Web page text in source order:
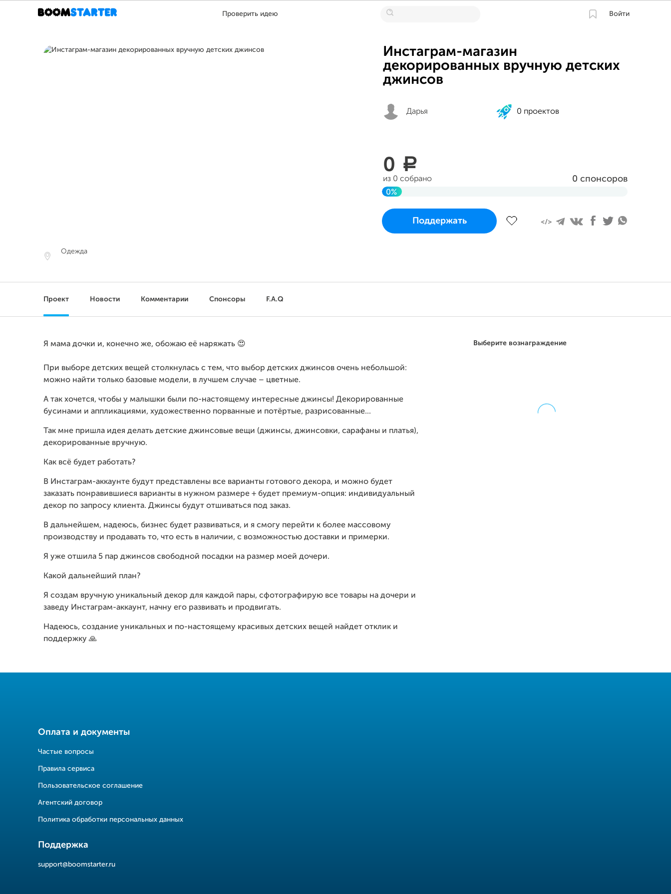
Проверить идею Войти
Одежда
Инстаграм-магазин
декорированных вручную детских
джинсов
Дарья 0 проектов
0 a
из 0 собрано 0 спонсоров
0%
Проект начался и завершится
в воскресенье 06 августа 2023 в 13:23 MSK
Поддержать
Проект Новости Комментарии Спонсоры F.A.Q
Выберите вознаграждение
Я мама дочки и, конечно же, обожаю её наряжать 😍
При выборе детских вещей столкнулась с тем, что выбор детских джинсов очень небольшой:
можно найти только базовые модели, в лучшем случае – цветные.
А так хочется, чтобы у малышки были по-настоящему интересные джинсы! Декорированные
бусинами и аппликациями, художественно порванные и потёртые, разрисованные...
Так мне пришла идея делать детские джинсовые вещи (джинсы, джинсовки, сарафаны и платья),
декорированные вручную.
Как всё будет работать?
В Инстаграм-аккаунте будут представлены все варианты готового декора, и можно будет
заказать понравившиеся варианты в нужном размере + будет премиум-опция: индивидуальный
декор по запросу клиента. Джинсы будут отшиваться под заказ.
В дальнейшем, надеюсь, бизнес будет развиваться, и я смогу перейти к более массовому
производству и продавать то, что есть в наличии, с возможностью доставки и примерки.
Я уже отшила 5 пар джинсов свободной посадки на размер моей дочери.
Какой дальнейший план?
Я создам вручную уникальный декор для каждой пары, сфотографирую все товары на дочери и
заведу Инстаграм-аккаунт, начну его развивать и продвигать.
Надеюсь, создание уникальных и по-настоящему красивых детских вещей найдет отклик и
поддержку 🙏
Оплата и документы
Частые вопросы
Правила сервиса
Пользовательское соглашение
Агентский договор
Политика обработки персональных данных
Поддержка
support@boomstarter.ru